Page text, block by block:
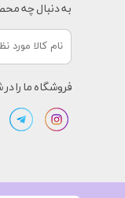
به دنبال چه
فروشگاه ما را